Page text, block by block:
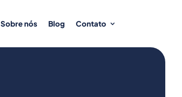
Sobre nós Blog Contato